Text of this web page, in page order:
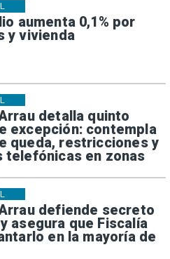
aumenta 0,1% por
y vivienda
detalla quinto
excepción: contempla
queda, restricciones y
telefónicas en zonas
defiende secreto
asegura que Fiscalía
en la mayoría de